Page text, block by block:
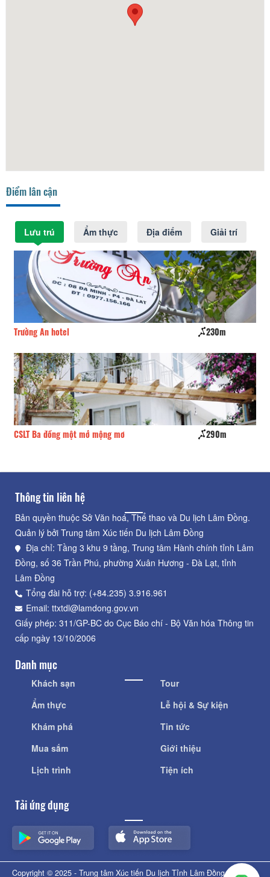
Điểm lân cận
Lưu trú Ẩm thực Địa điểm Giải trí
Trường An hotel 230m
CSLT Ba đồng một mớ mộng mơ 290m
Thông tin liên hệ
Bản quyền thuộc Sở Văn hoá, Thể thao và Du lịch Lâm Đồng.
Quản lý bởi Trung tâm Xúc tiến Du lịch Lâm Đồng
Địa chỉ: Tầng 3 khu 9 tầng, Trung tâm Hành chính tỉnh Lâm
Đồng, số 36 Trần Phú, phường Xuân Hương - Đà Lạt, tỉnh
Lâm Đồng
Tổng đài hỗ trợ: (+84.235) 3.916.961
Email: ttxtdl@lamdong.gov.vn
Giấy phép: 311/GP-BC do Cục Báo chí - Bộ Văn hóa Thông tin
cấp ngày 13/10/2006
Danh mục
Khách sạn
Ẩm thực
Khám phá
Mua sắm
Lịch trình
Tour
Lễ hội & Sự kiện
Tin tức
Giới thiệu
Tiện ích
Tải ứng dụng
Copyright © 2025 - Trung tâm Xúc tiến Du lịch Tỉnh Lâm Đồng